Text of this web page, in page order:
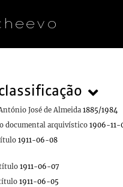
José de Almeida 1885/1984
documental arquivístico 1906-11-
1911-06-08
1911-06-07
1911-06-05